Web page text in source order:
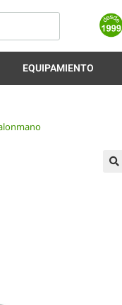
EQUIPAMIENTO